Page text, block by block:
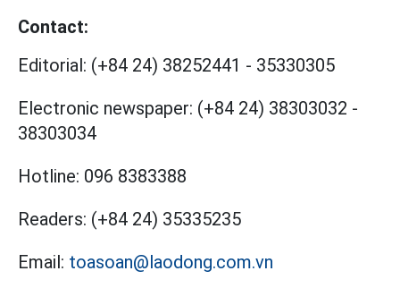
Contact:
Editorial: (+84 24) 38252441 - 35330305
Electronic newspaper: (+84 24) 38303032 -
38303034
Hotline: 096 8383388
Readers: (+84 24) 35335235
Email: toasoan@laodong.com.vn